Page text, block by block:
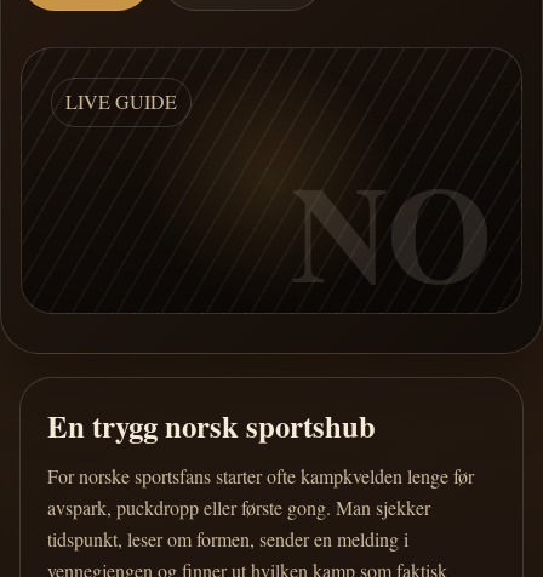
LIVE GUIDE
NO
En trygg norsk sportshub
For norske sportsfans starter ofte kampkvelden lenge før
avspark, puckdropp eller første gong. Man sjekker
tidspunkt, leser om formen, sender en melding i
vennegjengen og finner ut hvilken kamp som faktisk